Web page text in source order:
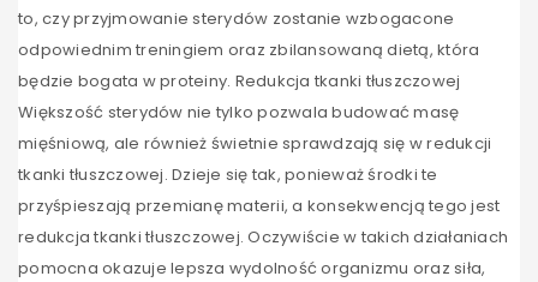
to, czy przyjmowanie sterydów zostanie wzbogacone
odpowiednim treningiem oraz zbilansowaną dietą, która
będzie bogata w proteiny. Redukcja tkanki tłuszczowej
Większość sterydów nie tylko pozwala budować masę
mięśniową, ale również świetnie sprawdzają się w redukcji
tkanki tłuszczowej. Dzieje się tak, ponieważ środki te
przyśpieszają przemianę materii, a konsekwencją tego jest
redukcja tkanki tłuszczowej. Oczywiście w takich działaniach
pomocna okazuje lepsza wydolność organizmu oraz siła,